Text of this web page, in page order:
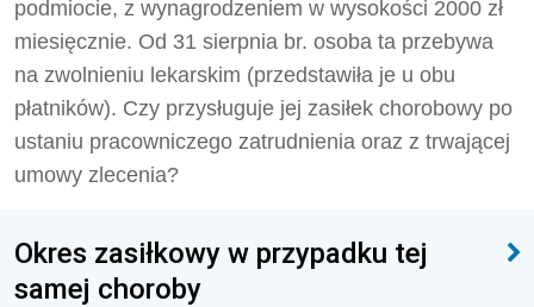
podmiocie, z wynagrodzeniem w wysokości 2000 zł
miesięcznie. Od 31 sierpnia br. osoba ta przebywa
na zwolnieniu lekarskim (przedstawiła je u obu
płatników). Czy przysługuje jej zasiłek chorobowy po
ustaniu pracowniczego zatrudnienia oraz z trwającej
umowy zlecenia?
Okres zasiłkowy w przypadku tej
samej choroby